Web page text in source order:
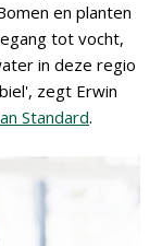
en planten
tot vocht,
in deze regio
zegt Erwin
Standard.